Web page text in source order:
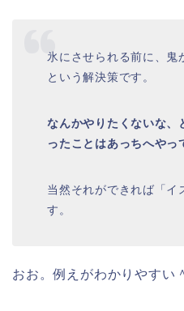
氷にさせられる前に、鬼
という解決策です。
なんかやりたくないな、
ったことはあっちへやっ
当然それができれば「イ
す。
おお。例えがわかりやすい